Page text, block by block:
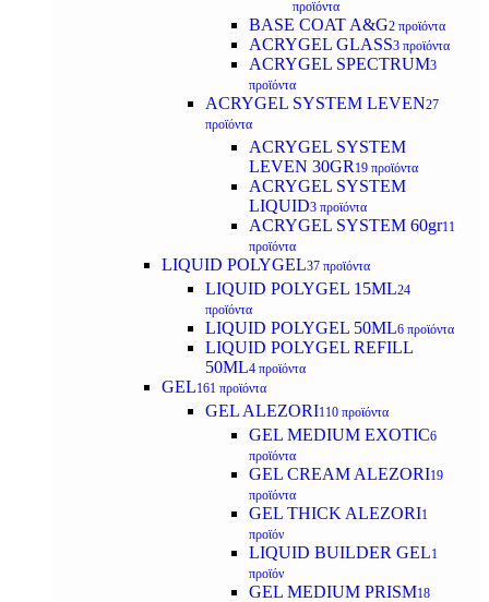
προϊόντα
BASE COAT A&G2 προϊόντα
ACRYGEL GLASS3 προϊόντα
ACRYGEL SPECTRUM3
προϊόντα
ACRYGEL SYSTEM LEVEN27
προϊόντα
ACRYGEL SYSTEM
LEVEN 30GR 19 προϊόντα
ACRYGEL SYSTEM
LIQUID3 προϊόντα
ACRYGEL SYSTEM 60gr11
προϊόντα
LIQUID POLYGEL37 προϊόντα
LIQUID POLYGEL 15ML24
προϊόντα
LIQUID POLYGEL 50ML6 προϊόντα
LIQUID POLYGEL REFILL
50ML4 προϊόντα
GEL161 προϊόντα
GEL ALEZORI110 προϊόντα
GEL MEDIUM EXOTIC6
προϊόντα
GEL CREAM ALEZORI19
προϊόντα
GEL THICK ALEZORI1
προϊόν
LIQUID BUILDER GEL1
προϊόν
GEL MEDIUM PRISM18